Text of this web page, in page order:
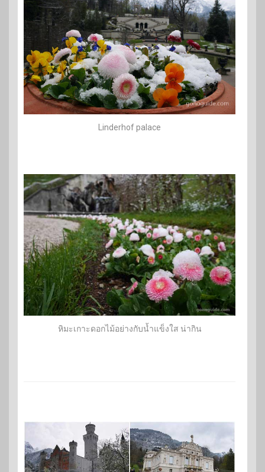
Linderhof palace
หิมะเกาะดอกไม้อย่างกับน้ำแข็งใส น่ากิน